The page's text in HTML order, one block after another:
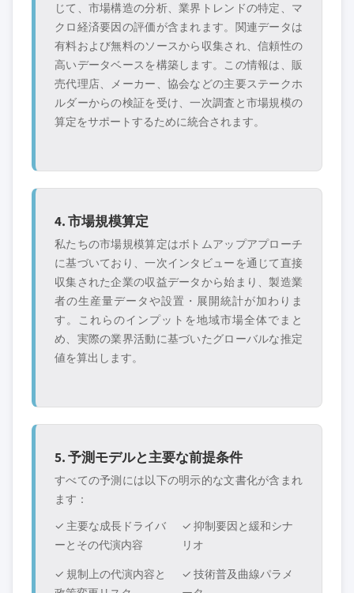
じて、市場構造の分析、業界トレンドの特定、マ
クロ経済要因の評価が含まれます。関連データは
有料および無料のソースから収集され、信頼性の
高いデータベースを構築します。この情報は、販
売代理店、メーカー、協会などの主要ステークホ
ルダーからの検証を受け、一次調査と市場規模の
算定をサポートするために統合されます。
4. 市場規模算定
私たちの市場規模算定はボトムアップアプローチ
に基づいており、一次インタビューを通じて直接
収集された企業の収益データから始まり、製造業
者の生産量データや設置・展開統計が加わりま
す。これらのインプットを地域市場全体でまと
め、実際の業界活動に基づいたグローバルな推定
値を算出します。
5. 予測モデルと主要な前提条件
すべての予測には以下の明示的な文書化が含まれ
ます：
✓ 主要な成長ドライバ
ーとその代演内容
✓ 抑制要因と緩和シナ
リオ
✓ 規制上の代演内容と
✓ 技術普及曲線パラメ